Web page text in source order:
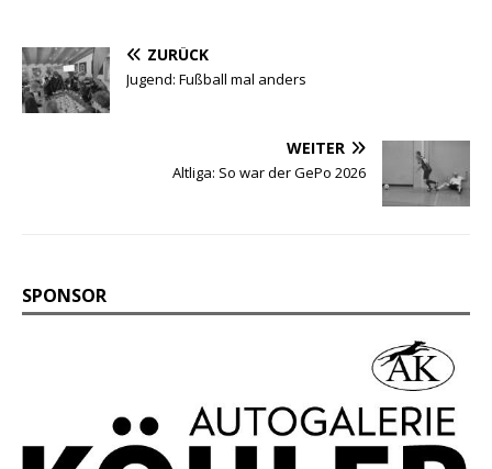
ZURÜCK
Jugend: Fußball mal anders
WEITER
Altliga: So war der GePo 2026
SPONSOR